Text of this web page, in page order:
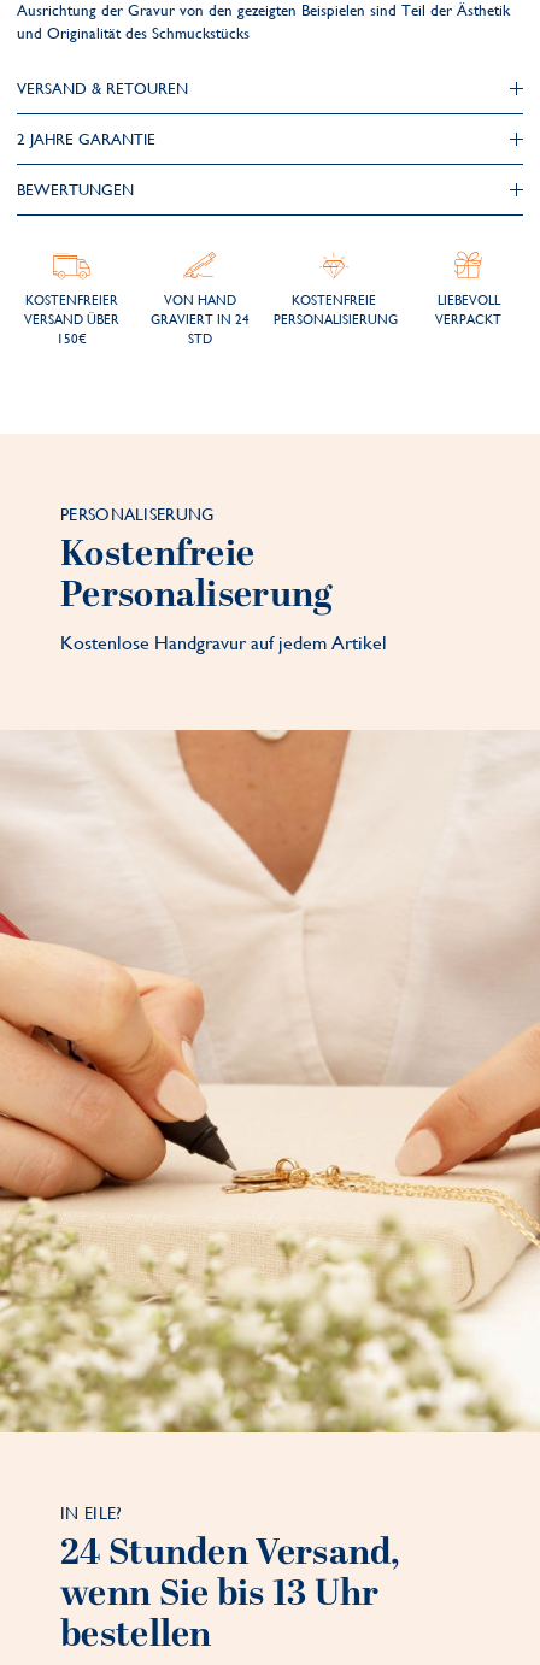
Ausrichtung der Gravur von den gezeigten Beispielen sind Teil der Ästhetik
und Originalität des Schmuckstücks
VERSAND & RETOUREN
2 JAHRE GARANTIE
BEWERTUNGEN
KOSTENFREIER
VERSAND ÜBER
150€
VON HAND
GRAVIERT IN 24
STD
KOSTENFREIE
PERSONALISIERUNG
LIEBEVOLL
VERPACKT
PERSONALISERUNG
Kostenfreie
Personaliserung
Kostenlose Handgravur auf jedem Artikel
IN EILE?
24 Stunden Versand,
wenn Sie bis 13 Uhr
bestellen